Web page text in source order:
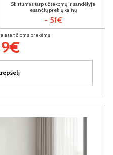
Skirtumas tarp užsakomų ir sandėlyje
esančių prekių kainų
- 51€
esančioms prekėms